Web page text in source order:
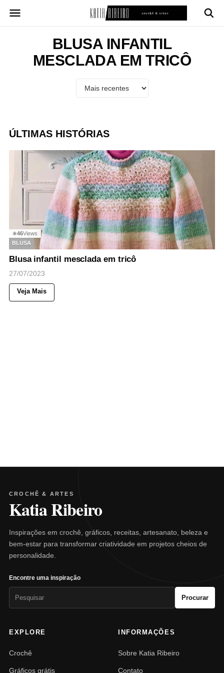
para
BLUSA INFANTIL
MESCLADA EM TRICÔ
ÚLTIMAS HISTÓRIAS
◉46Views
BLUSA
Blusa infantil mesclada em tricô
27/07/2023
Veja Mais
CROCHÊ & ARTES
Katia Ribeiro
Inspirações em crochê, gráficos, receitas, artesanato, beleza e
bem-estar para transformar criatividade em projetos cheios de
personalidade.
Encontre uma inspiração
Procurar
EXPLORE
Crochê
Gráficos grátis
INFORMAÇÕES
Sobre Katia Ribeiro
Contato